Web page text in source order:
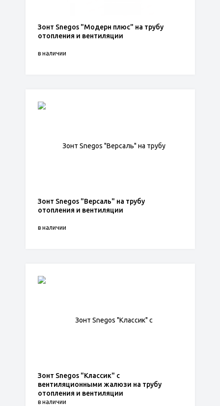
Зонт Snegos "Модерн плюс" на трубу
отопления и вентиляции
в наличии
Зонт Snegos "Версаль" на трубу
отопления и вентиляции
в наличии
Зонт Snegos "Классик" с
вентиляционными жалюзи на трубу
отопления и вентиляции
в наличии